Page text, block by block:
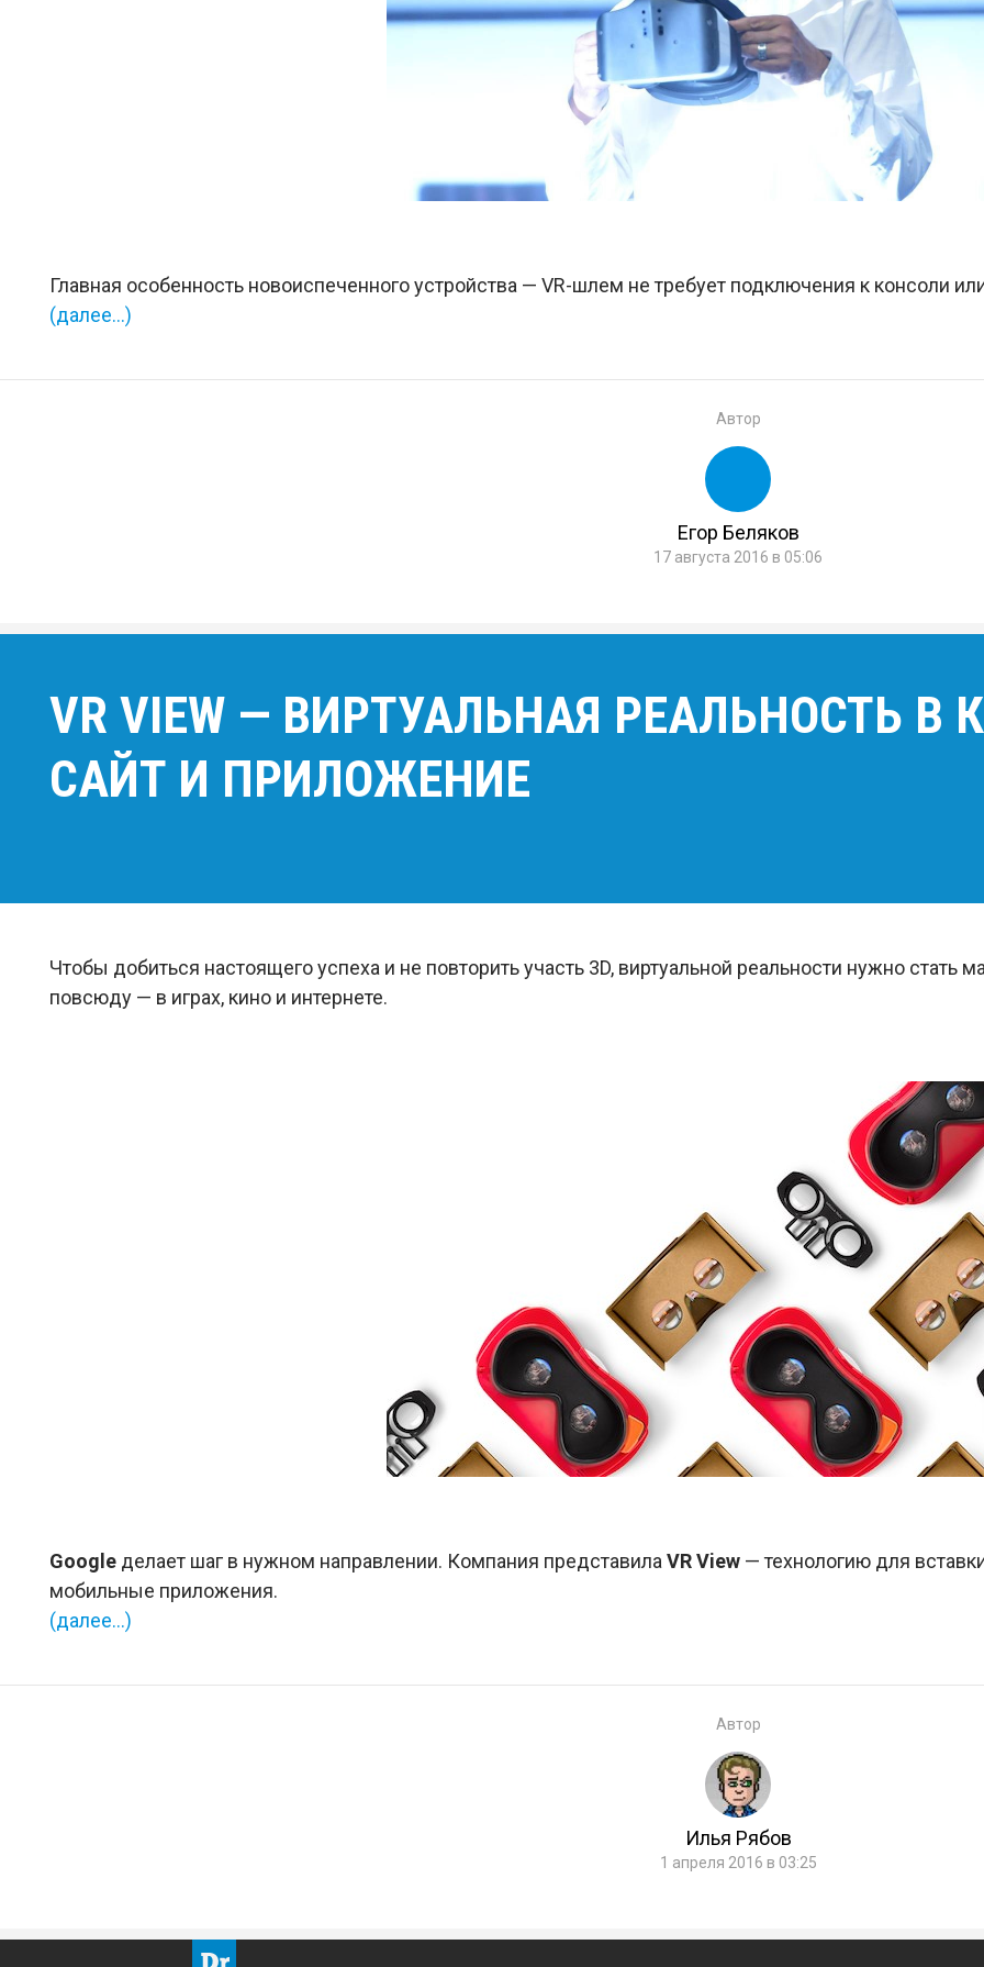
Главная особенность новоиспеченного устройства — VR-шлем не требует подключения к консоли
(далее…)
Автор
Егор Беляков
17 августа 2016 в 05:06
VR VIEW — ВИРТУАЛЬНАЯ РЕАЛЬНОСТЬ
САЙТ И ПРИЛОЖЕНИЕ
Чтобы добиться настоящего успеха и не повторить участь 3D, виртуальной реальности нужно
повсюду — в играх, кино и интернете.
Google делает шаг в нужном направлении. Компания представила VR View — технологию для
мобильные приложения.
(далее…)
Автор
Илья Рябов
1 апреля 2016 в 03:25